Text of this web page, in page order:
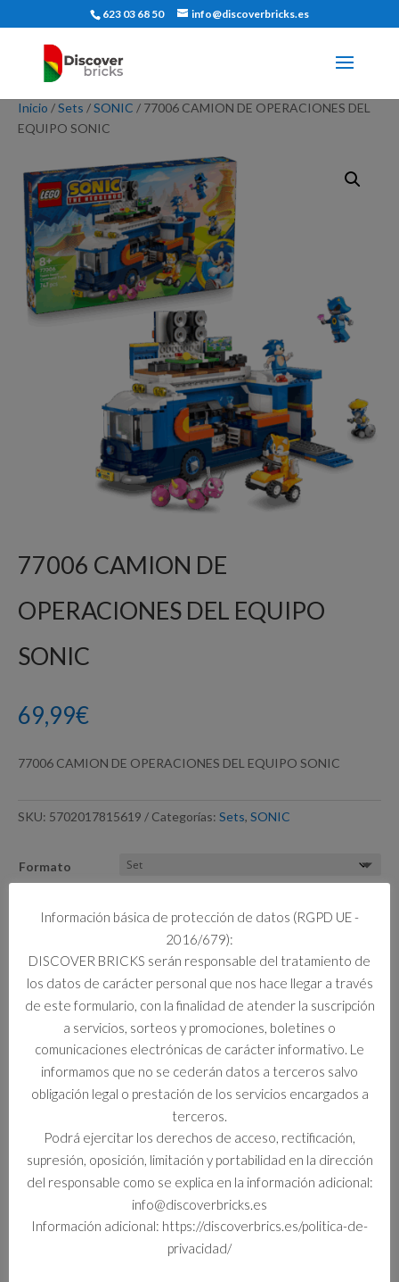
623 03 68 50 info@discoverbricks.es
Inicio /Sets /SONIC / 77006 CAMION DE OPERACIONES DEL
EQUIPO SONIC
77006 CAMION DE
OPERACIONES DEL EQUIPO
SONIC
69,99€
77006 CAMION DE OPERACIONES DEL EQUIPO SONIC
SKU: 5702017815619 Categorías: Sets, SONIC
Formato
77006
CAMION
DE
OPERACIONES
DEL
EQUIPO
SONIC
cantidad
Añadir al carrito
Información adicional
Información adicional
Formato
Set
Información básica de protección de datos (RGPD UE -
2016/679):
DISCOVER BRICKS serán responsable del tratamiento de
los datos de carácter personal que nos hace llegar a través
de este formulario, con la finalidad de atender la suscripción
a servicios, sorteos y promociones, boletines o
comunicaciones electrónicas de carácter informativo. Le
informamos que no se cederán datos a terceros salvo
obligación legal o prestación de los servicios encargados a
terceros.
Podrá ejercitar los derechos de acceso, rectificación,
supresión, oposición, limitación y portabilidad en la dirección
del responsable como se explica en la información adicional:
info@discoverbricks.es
Información adicional: https://discoverbrics.es/politica-de-
privacidad/